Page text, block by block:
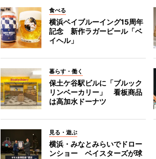
食べる
横浜ベイブルーイング15周年
記念 新作ラガービール「ベ
イヘル」
暮らす・働く
保土ケ谷駅ビルに「ブルック
リンベーカリー」 看板商品
は高加水ドーナツ
見る・遊ぶ
横浜・みなとみらいでドロー
ンショー ベイスターズが球